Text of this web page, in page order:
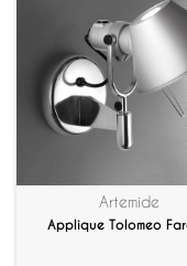
Artemide
Applique Tolomeo